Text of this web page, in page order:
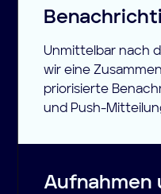
Unmittelbar nach
wir eine
priorisierte
und Push-
Aufnahmen